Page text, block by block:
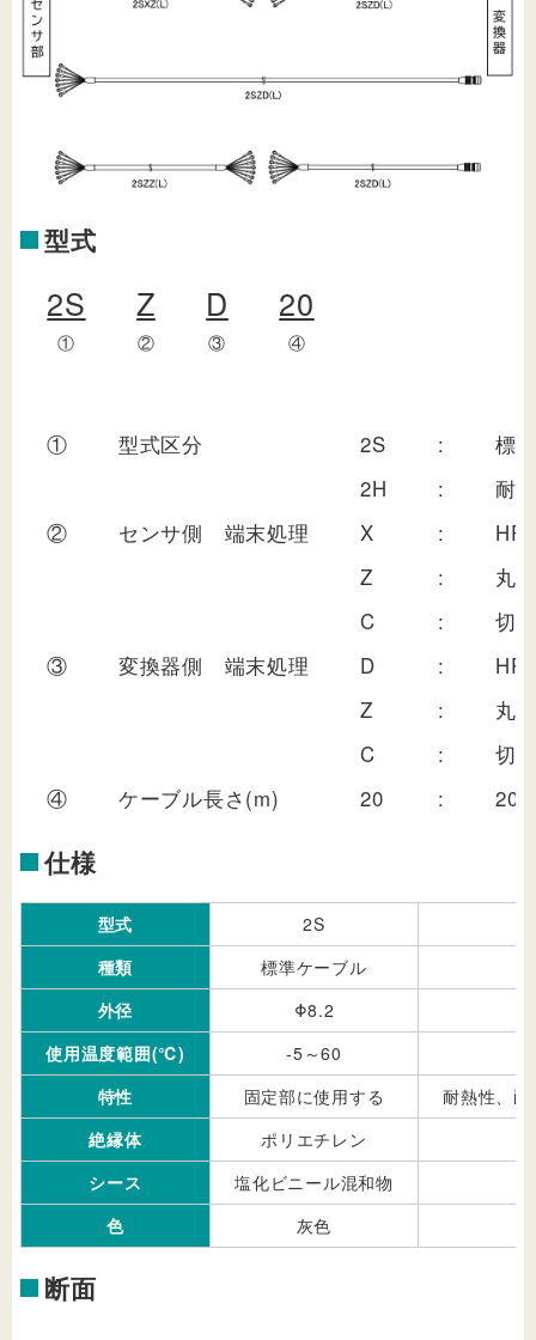
型式
2S Z D 20
① ② ③ ④
① 型式区分 2S :
標
2H
:
耐
②
センサ側 端末処理 X :
Z
:
丸
C
:
切
③
変換器側 端末処理 D :
Z
:
丸
C
:
切
④
ケーブル長さ(m) 20 : 20
仕様
型式
2S
種類
標準ケーブル
外径
Φ8.2
使用温度範囲(℃)
-5～60
特性
固定部に使用する
耐熱性、
絶縁体
ポリエチレン
シース
塩化ビニール混和物
色
灰色
断面